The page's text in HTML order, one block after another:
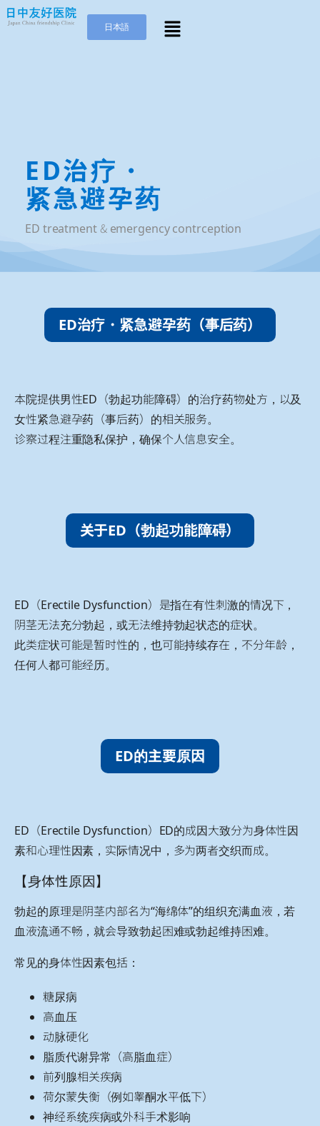
日本語
ED治疗・
紧急避孕药
ED treatment & emergency contrception
ED治疗・紧急避孕药（事后药）
本院提供男性ED（勃起功能障碍）的治疗药物处方，以及
女性紧急避孕药（事后药）的相关服务。
诊察过程注重隐私保护，确保个人信息安全。
关于ED（勃起功能障碍）
ED（Erectile Dysfunction）是指在有性刺激的情况下，
阴茎无法充分勃起，或无法维持勃起状态的症状。
此类症状可能是暂时性的，也可能持续存在，不分年龄，
任何人都可能经历。
ED的主要原因
ED（Erectile Dysfunction）ED的成因大致分为身体性因
素和心理性因素，实际情况中，多为两者交织而成。
【身体性原因】
勃起的原理是阴茎内部名为“海绵体”的组织充满血液，若
血液流通不畅，就会导致勃起困难或勃起维持困难。
常见的身体性因素包括：
糖尿病
高血压
动脉硬化
脂质代谢异常（高脂血症）
前列腺相关疾病
荷尔蒙失衡（例如睾酮水平低下）
神经系统疾病或外科手术影响